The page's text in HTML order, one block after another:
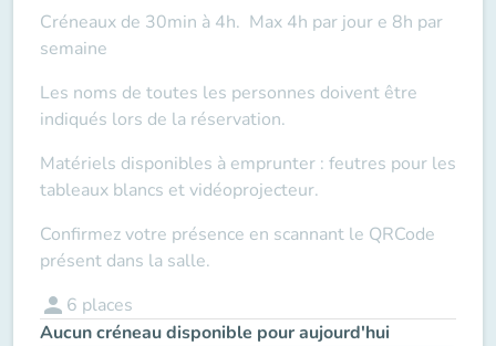
Créneaux de 30min à 4h. Max 4h par jour e 8h par
semaine
Les noms de toutes les personnes doivent être
indiqués lors de la réservation.
Matériels disponibles à emprunter : feutres pour les
tableaux blancs et vidéoprojecteur.
Confirmez votre présence en scannant le QRCode
présent dans la salle.
person 6 places
Aucun créneau disponible pour aujourd'hui